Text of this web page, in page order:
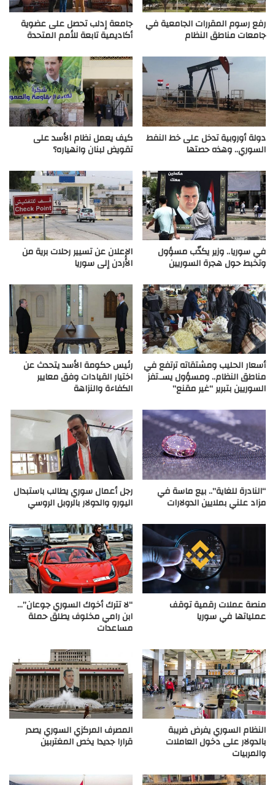
رفع رسوم المقررات الجامعية في
جامعات مناطق النظام
جامعة إدلب تحصل على عضوية
أكاديمية تابعة للأمم المتحدة
دولة أوروبية تدخل على خط النفط
السوري.. وهذه حصتها
كيف يعمل نظام الأسد على
تقويض لبنان وانهياره؟
في سوريا.. وزير يكذّب مسؤول
وتخبط حول هجرة السوريين
الإعلان عن تسيير رحلات برية من
الأردن إلى سوريا
أسعار الحليب ومشتقاته ترتفع في
مناطق النظام.. ومسؤول يسـ.تفز
السوريين بتبرير “غير مقنع”
رئيس حكومة الأسد يتحدث عن
اختيار القيادات وفق معايير
الكفاءة والنزاهة
“النادرة للغاية”.. بيع ماسة في
مزاد علني بملايين الدولارات
رجل أعمال سوري يطالب باستبدال
اليورو والدولار بالروبل الروسي
منصة عملات رقمية توقف
عملياتها في سوريا
“لا تترك أخوك السوري جوعان”…
ابن رامي مخلوف يطلق حملة
مساعدات
النظام السوري يفرض ضريبة
بالدولار على دخول العاملات
والمربيات
المصرف المركزي السوري يصدر
قرارا جديدا يخص المغتربين